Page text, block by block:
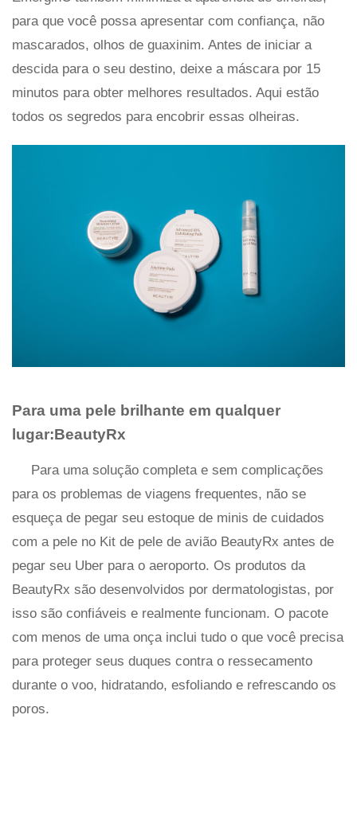
para que você possa apresentar com confiança, não
mascarados, olhos de guaxinim. Antes de iniciar a
descida para o seu destino, deixe a máscara por 15
minutos para obter melhores resultados. Aqui estão
todos os segredos para encobrir essas olheiras.
Para uma pele brilhante em qualquer
lugar:BeautyRx
Para uma solução completa e sem complicações
para os problemas de viagens frequentes, não se
esqueça de pegar seu estoque de minis de cuidados
com a pele no Kit de pele de avião BeautyRx antes de
pegar seu Uber para o aeroporto. Os produtos da
BeautyRx são desenvolvidos por dermatologistas, por
isso são confiáveis ​​e realmente funcionam. O pacote
com menos de uma onça inclui tudo o que você precisa
para proteger seus duques contra o ressecamento
durante o voo, hidratando, esfoliando e refrescando os
poros.